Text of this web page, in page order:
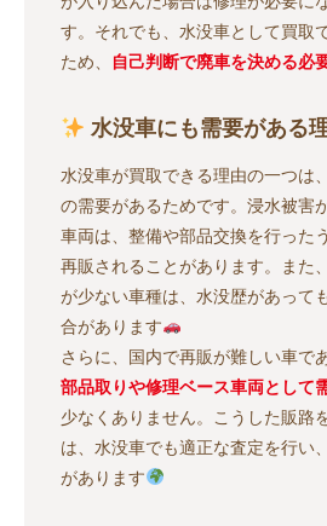
す。それでも、水没車として買取
ため、 自己判断で廃車を決める必
水没車にも需要がある
水没車が買取できる理由の一つは
の需要があるためです。浸水被害
車両は、整備や部品交換を行った
再販されることがあります。また
が少ない車種は、水没歴があって
合があります
さらに、国内で再販が難しい車で
部品取りや修理ベース車両として
少なくありません。こうした販路
は、水没車でも適正な査定を行い
があります